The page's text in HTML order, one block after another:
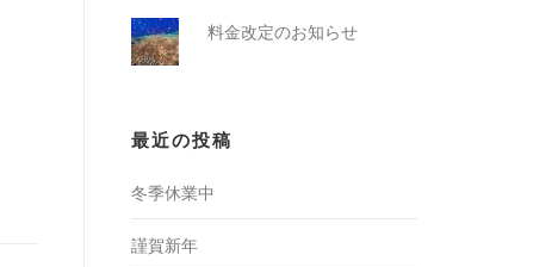
料金改定のお知らせ
最近の投稿
冬季休業中
謹賀新年